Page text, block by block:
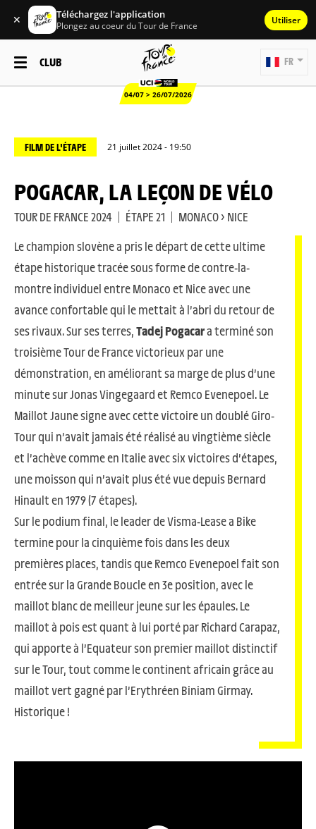
✕ Téléchargez l'application
Plongez au coeur du Tour de France Utiliser
CLUB
04/07 > 26/07/2026
FR
FILM DE L'ÉTAPE 21 juillet 2024 - 19:50
POGACAR, LA LEÇON DE VÉLO
TOUR DE FRANCE 2024 | ÉTAPE 21 | MONACO > NICE
Le champion slovène a pris le départ de cette ultime
étape historique tracée sous forme de contre-la-
montre individuel entre Monaco et Nice avec une
avance confortable qui le mettait à l’abri du retour de
ses rivaux. Sur ses terres,Tadej Pogacara terminé son
troisième Tour de France victorieux par une
démonstration, en améliorant sa marge de plus d’une
minute sur Jonas Vingegaard et Remco Evenepoel. Le
Maillot Jaune signe avec cette victoire un doublé Giro-
Tour qui n’avait jamais été réalisé au vingtième siècle
et l’achève comme en Italie avec six victoires d’étapes,
une moisson qui n’avait plus été vue depuis Bernard
Hinault en 1979 (7 étapes).
Sur le podium final, le leader de Visma-Lease a Bike
termine pour la cinquième fois dans les deux
premières places, tandis que Remco Evenepoel fait son
entrée sur la Grande Boucle en 3e position, avec le
maillot blanc de meilleur jeune sur les épaules. Le
maillot à pois est quant à lui porté par Richard Carapaz,
qui apporte à l’Equateur son premier maillot distinctif
sur le Tour, tout comme le continent africain grâce au
maillot vert gagné par l’Erythréen Biniam Girmay.
Historique !